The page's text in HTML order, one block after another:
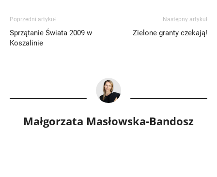
Poprzedni artykuł
Sprzątanie Świata 2009 w
Koszalinie
Następny artykuł
Zielone granty czekają!
Małgorzata Masłowska-Bandosz